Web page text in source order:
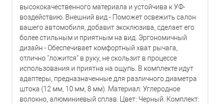
высококачественного материала и устойчива к УФ-
воздействию. Внешний вид - Поможет освежить салон
вашего автомобиля, добавит эксклюзива, сделает его
более стильным и приятным на вид. Эргономичный
дизайн - Обеспечивает комфортный хват рычага,
отлично "ложится" в руку, не скользит в процессе
использования и приятна на ощупь. В комплекте идут
адаптеры, предназначенные для различного диаметра
штока (12 мм, 10 мм, 8 мм). Материал: Углеродное
волокно, алюминиевый сплав. Цвет: Черный. Комплект: